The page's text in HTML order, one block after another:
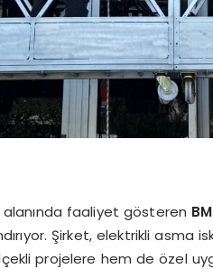
faaliyet gösteren
Şirket, elektrikli asma
projelere hem de özel